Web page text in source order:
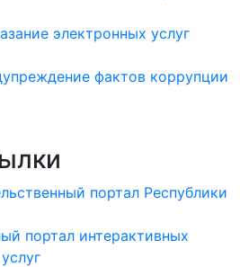
электронных услуг
фактов коррупции
портал Республики
портал интерактивных